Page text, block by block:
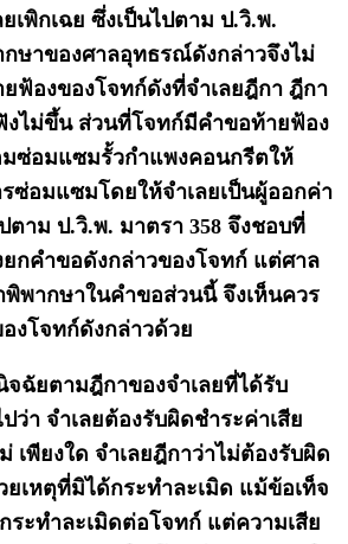
เพิกเฉย ซึ่งเป็นไปตาม ป.วิ.พ.
กษาของศาลอุทธรณ์ดังกล่าวจึงไม่
ฟ้องของโจทก์ดังที่จำเลยฎีกา ฎีกา
งไม่ขึ้น ส่วนที่โจทก์มีคำขอท้ายฟ้อง
มซ่อมแซมรั้วกำแพงคอนกรีตให้
ซ่อมแซมโดยให้จำเลยเป็นผู้ออกค่า
ตาม ป.วิ.พ. มาตรา 358 จึงชอบที่
กคำขอดังกล่าวของโจทก์ แต่ศาล
พากษาในคำขอส่วนนี้ จึงเห็นควร
งโจทก์ดังกล่าวด้วย
ฉัยตามฎีกาของจำเลยที่ได้รับ
า จำเลยต้องรับผิดชำระค่าเสีย
เพียงใด จำเลยฎีกาว่าไม่ต้องรับผิด
เหตุที่มิได้กระทำละเมิด แม้ข้อเท็จ
ระทำละเมิดต่อโจทก์ แต่ความเสีย